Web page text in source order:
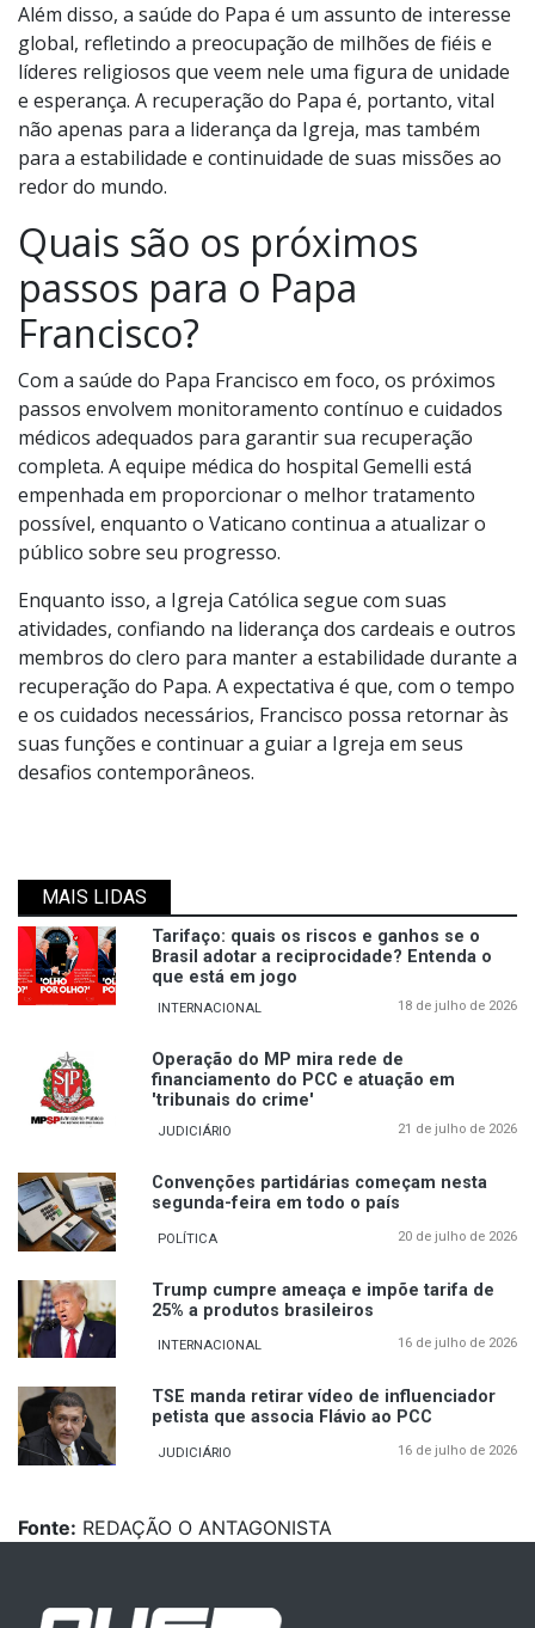
Além disso, a saúde do Papa é um assunto de interesse
global, refletindo a preocupação de milhões de fiéis e
líderes religiosos que veem nele uma figura de unidade
e esperança. A recuperação do Papa é, portanto, vital
não apenas para a liderança da Igreja, mas também
para a estabilidade e continuidade de suas missões ao
redor do mundo.
Quais são os próximos
passos para o Papa
Francisco?
Com a saúde do Papa Francisco em foco, os próximos
passos envolvem monitoramento contínuo e cuidados
médicos adequados para garantir sua recuperação
completa. A equipe médica do hospital Gemelli está
empenhada em proporcionar o melhor tratamento
possível, enquanto o Vaticano continua a atualizar o
público sobre seu progresso.
Enquanto isso, a Igreja Católica segue com suas
atividades, confiando na liderança dos cardeais e outros
membros do clero para manter a estabilidade durante a
recuperação do Papa. A expectativa é que, com o tempo
e os cuidados necessários, Francisco possa retornar às
suas funções e continuar a guiar a Igreja em seus
desafios contemporâneos.
MAIS LIDAS
Tarifaço: quais os riscos e ganhos se o
Brasil adotar a reciprocidade? Entenda o
que está em jogo
INTERNACIONAL 18 de julho de 2026
Operação do MP mira rede de
financiamento do PCC e atuação em
'tribunais do crime'
JUDICIÁRIO 21 de julho de 2026
Convenções partidárias começam nesta
segunda-feira em todo o país
POLÍTICA 20 de julho de 2026
Trump cumpre ameaça e impõe tarifa de
25% a produtos brasileiros
INTERNACIONAL 16 de julho de 2026
TSE manda retirar vídeo de influenciador
petista que associa Flávio ao PCC
JUDICIÁRIO 16 de julho de 2026
Fonte: REDAÇÃO O ANTAGONISTA